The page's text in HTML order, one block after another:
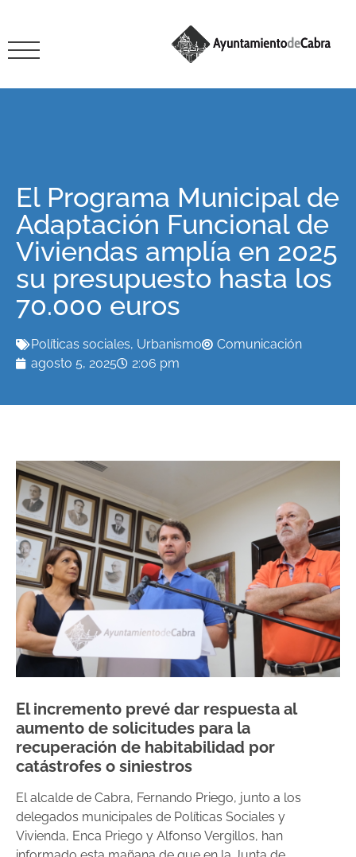
El Programa Municipal de
Adaptación Funcional de
Viviendas amplía en 2025
su presupuesto hasta los
70.000 euros
Políticas sociales, Urbanismo
Comunicación
agosto 5, 2025
2:06 pm
El incremento prevé dar respuesta al
aumento de solicitudes para la
recuperación de habitabilidad por
catástrofes o siniestros
El alcalde de Cabra, Fernando Priego, junto a los
delegados municipales de Políticas Sociales y
Vivienda, Enca Priego y Alfonso Vergillos, han